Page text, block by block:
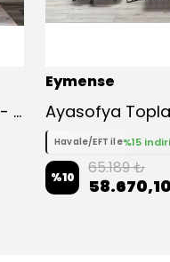
Lion Puflu Köşe Koltuk Takımı - Pembe
Eymense
Ayasofya
Havale/EFT ile%15
%10 65.189 ₺